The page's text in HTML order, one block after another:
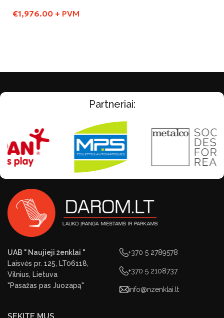
€1,976.00 + PVM
Partneriai:
UAB " Naujieji ženklai "
Laisvės pr. 125, LT06118,
Vilnius, Lietuva
"Pasažas pas Juozapą"
+370 5 2789578
+370 5 2108737
info@nzenklai.lt